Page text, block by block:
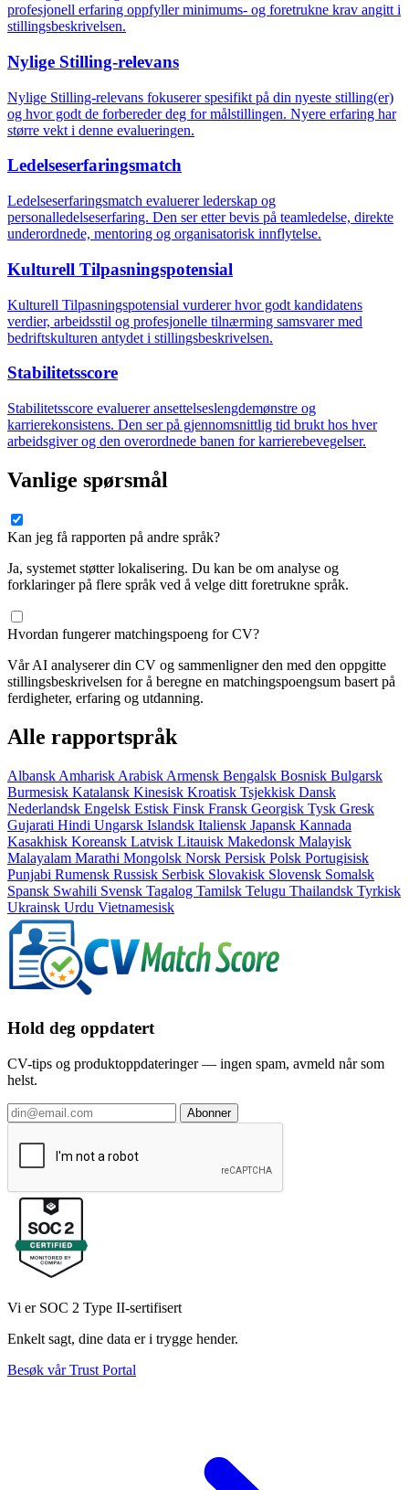
profesjonell erfaring oppfyller minimums- og foretrukne krav angitt i
stillingsbeskrivelsen.
Nylige Stilling-relevans
Nylige Stilling-relevans fokuserer spesifikt på din nyeste stilling(er)
og hvor godt de forbereder deg for målstillingen. Nyere erfaring har
større vekt i denne evalueringen.
Ledelseserfaringsmatch
Ledelseserfaringsmatch evaluerer lederskap og
personalledelseserfaring. Den ser etter bevis på teamledelse, direkte
underordnede, mentoring og organisatorisk innflytelse.
Kulturell Tilpasningspotensial
Kulturell Tilpasningspotensial vurderer hvor godt kandidatens
verdier, arbeidsstil og profesjonelle tilnærming samsvarer med
bedriftskulturen antydet i stillingsbeskrivelsen.
Stabilitetsscore
Stabilitetsscore evaluerer ansettelseslengdemønstre og
karrierekonsistens. Den ser på gjennomsnittlig tid brukt hos hver
arbeidsgiver og den overordnede banen for karrierebevegelser.
Vanlige spørsmål
Kan jeg få rapporten på andre språk?
Ja, systemet støtter lokalisering. Du kan be om analyse og
forklaringer på flere språk ved å velge ditt foretrukne språk.
Hvordan fungerer matchingspoeng for CV?
Vår AI analyserer din CV og sammenligner den med den oppgitte
stillingsbeskrivelsen for å beregne en matchingspoengsum basert på
ferdigheter, erfaring og utdanning.
Alle rapportspråk
Albansk Amharisk Arabisk Armensk Bengalsk Bosnisk Bulgarsk
Burmesisk Katalansk Kinesisk Kroatisk Tsjekkisk Dansk
Nederlandsk Engelsk Estisk Finsk Fransk Georgisk Tysk Gresk
Gujarati Hindi Ungarsk Islandsk Italiensk Japansk Kannada
Kasakhisk Koreansk Latvisk Litauisk Makedonsk Malayisk
Malayalam Marathi Mongolsk Norsk Persisk Polsk Portugisisk
Punjabi Rumensk Russisk Serbisk Slovakisk Slovensk Somalsk
Spansk Swahili Svensk Tagalog Tamilsk Telugu Thailandsk Tyrkisk
Ukrainsk Urdu Vietnamesisk
Hold deg oppdatert
CV-tips og produktoppdateringer — ingen spam, avmeld når som
helst.
Abonner
Vi er SOC 2 Type II-sertifisert
Enkelt sagt, dine data er i trygge hender.
Besøk vår Trust Portal